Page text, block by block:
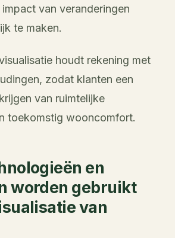
van veranderingen
te maken.
houdt rekening met
zodat klanten een
van ruimtelijke
toekomstig wooncomfort.
en
worden gebruikt
van